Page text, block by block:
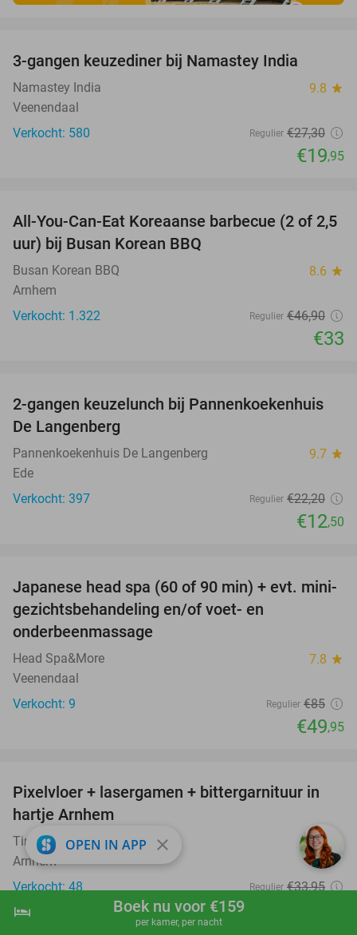
shopping_cart Boek nu
hotel Boek nu voor €159
per kamer, per nacht
3-gangen keuzediner bij Namastey India
Namastey India 9.8 star
Veenendaal
Verkocht: 580
Regulier €27,30
€19,95
30%
All-You-Can-Eat Koreaanse barbecue (2 of 2,5
uur) bij Busan Korean BBQ
Busan Korean BBQ 8.6 star
Arnhem
Verkocht: 1.322
Regulier €46,90
€33
44%
2-gangen keuzelunch bij Pannenkoekenhuis
De Langenberg
Pannenkoekenhuis De Langenberg 9.7 star
Ede
Verkocht: 397
Regulier €22,20
€12,50
41%
Japanese head spa (60 of 90 min) + evt. mini-
gezichtsbehandeling en/of voet- en
onderbeenmassage
Head Spa&More 7.8 star
Veenendaal
Verkocht: 9
Regulier €85
€49,95
41%
Pixelvloer + lasergamen + bittergarnituur in
hartje Arnhem
Timestamp 10.0
Arnhem
Verkocht: 48
Regulier €33,95
OPEN IN APP close